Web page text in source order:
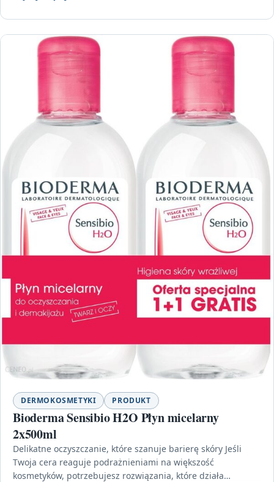
DERMOKOSMETYKI PRODUKT
Bioderma Sensibio H2O Płyn micelarny
2x500ml
Delikatne oczyszczanie, które szanuje barierę skóry Jeśli
Twoja cera reaguje podrażnieniami na większość
kosmetyków, potrzebujesz rozwiązania, które działa